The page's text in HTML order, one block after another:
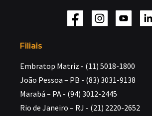
Filiais
Embratop Matriz - (11) 5018-1800
João Pessoa – PB - (83) 3031-9138
Marabá – PA - (94) 3012-2445
Rio de Janeiro – RJ - (21) 2220-2652